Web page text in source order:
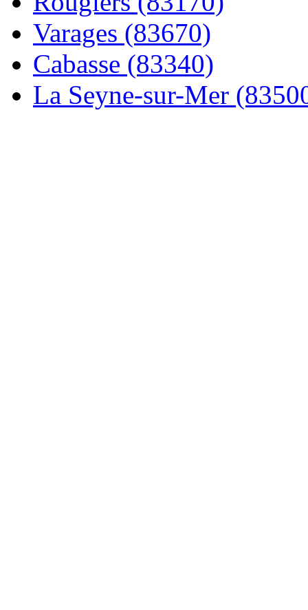
Varages (83670)
Cabasse (83340)
La Seyne-sur-Mer